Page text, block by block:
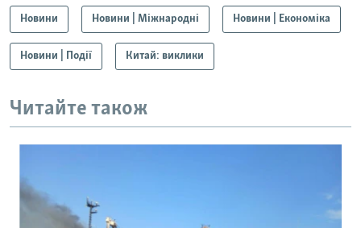
Новини Новини | Міжнародні Новини | Економіка
Новини | Події Китай: виклики
Читайте також